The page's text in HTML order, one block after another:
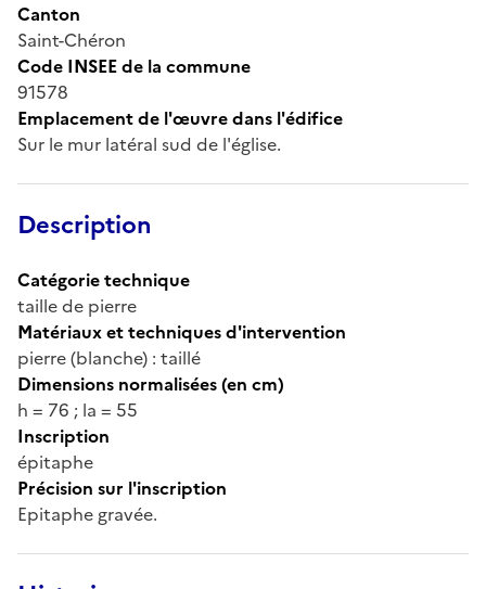
Canton
Saint-Chéron
Code INSEE de la commune
91578
Emplacement de l'œuvre dans l'édifice
Sur le mur latéral sud de l'église.
Description
Catégorie technique
taille de pierre
Matériaux et techniques d'intervention
pierre (blanche) : taillé
Dimensions normalisées (en cm)
h = 76 ; la = 55
Inscription
épitaphe
Précision sur l'inscription
Epitaphe gravée.